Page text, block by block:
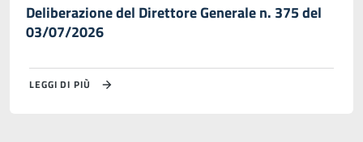
Deliberazione del Direttore Generale n. 375 del
03/07/2026
LEGGI DI PIÙ